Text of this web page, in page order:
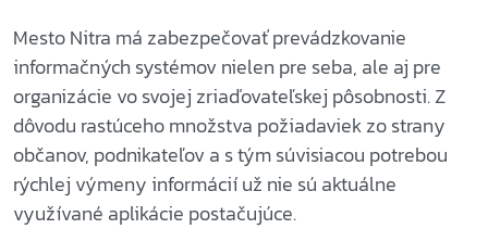
Mesto Nitra má zabezpečovať prevádzkovanie
informačných systémov nielen pre seba, ale aj pre
organizácie vo svojej zriaďovateľskej pôsobnosti. Z
dôvodu rastúceho množstva požiadaviek zo strany
občanov, podnikateľov a s tým súvisiacou potrebou
rýchlej výmeny informácií už nie sú aktuálne
využívané aplikácie postačujúce.